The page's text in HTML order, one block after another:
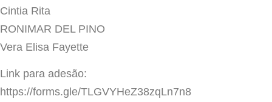
Cintia Rita
RONIMAR DEL PINO
Vera Elisa Fayette
Link para adesão:
https://forms.gle/TLGVYHeZ38zqLn7n8